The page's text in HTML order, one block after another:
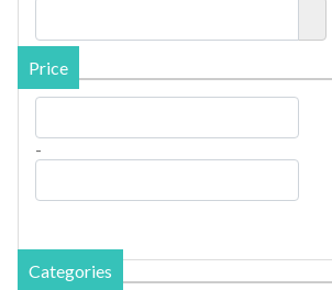
Price
-
Categories